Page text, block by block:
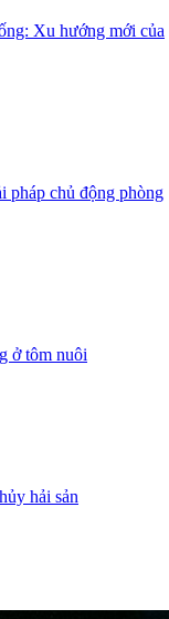
Xu hướng mới của
pháp chủ động phòng
ở tôm nuôi
hải sản